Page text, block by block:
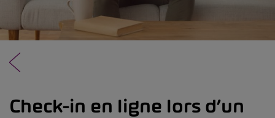
Check-in en ligne lors d’un